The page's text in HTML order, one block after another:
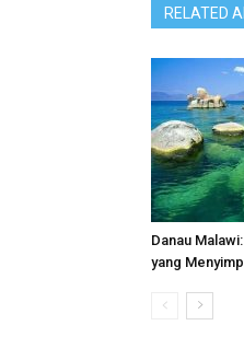
RELATED
Danau
yang